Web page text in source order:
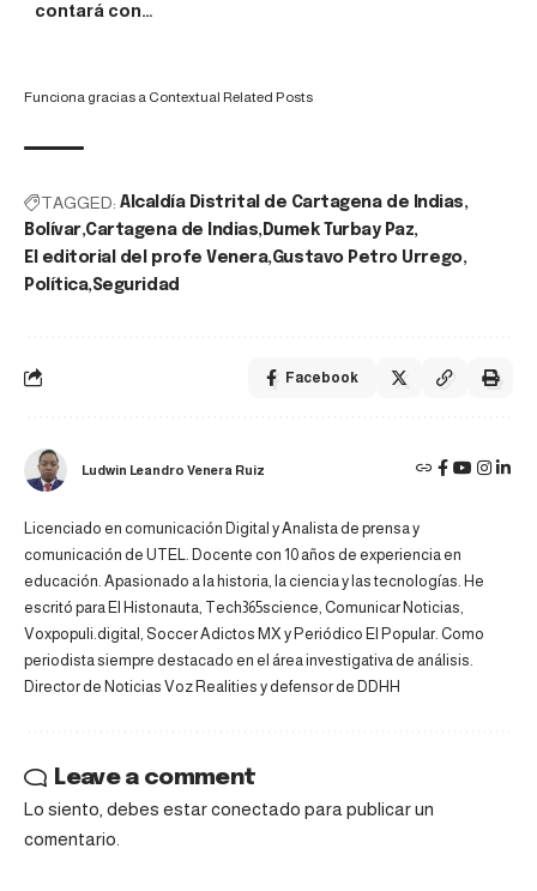
contará con…
Funciona gracias a Contextual Related Posts
TAGGED: Alcaldía Distrital de Cartagena de Indias
Bolívar Cartagena de Indias Dumek Turbay Paz
El editorial del profe Venera Gustavo Petro Urrego
Política Seguridad
Facebook
Ludwin Leandro Venera Ruiz
Licenciado en comunicación Digital y Analista de prensa y
comunicación de UTEL. Docente con 10 años de experiencia en
educación. Apasionado a la historia, la ciencia y las tecnologías. He
escritó para El Histonauta, Tech365science, Comunicar Noticias,
Voxpopuli.digital, Soccer Adictos MX y Periódico El Popular. Como
periodista siempre destacado en el área investigativa de análisis.
Director de Noticias Voz Realities y defensor de DDHH
Leave a comment
Lo siento, debes estarconectado para publicar un
comentario.